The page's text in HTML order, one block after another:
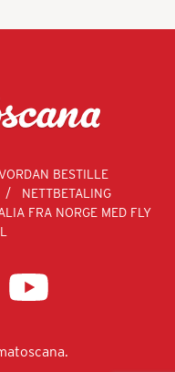
BESTILLE
NETTBETALING
FRA NORGE MED FLY